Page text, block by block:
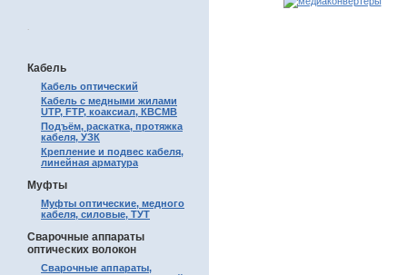
.
Кабель
Кабель оптический
Кабель с медными жилами
UTP, FTP, коаксиал, КВСМВ
Подъём, раскатка, протяжка
кабеля, УЗК
Крепление и подвес кабеля,
линейная арматура
Муфты
Муфты оптические, медного
кабеля, силовые, ТУТ
Сварочные аппараты
оптических волокон
Сварочные аппараты,